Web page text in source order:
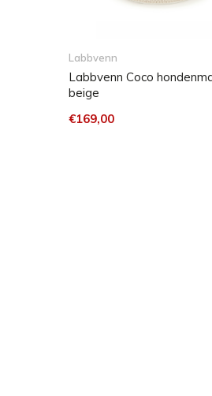
Labbvenn
Labbvenn Coco
beige
€169,00